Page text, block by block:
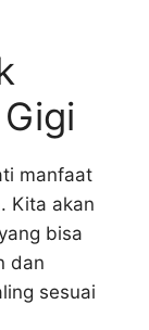
manfaat
Kita akan
bisa
dan
sesuai